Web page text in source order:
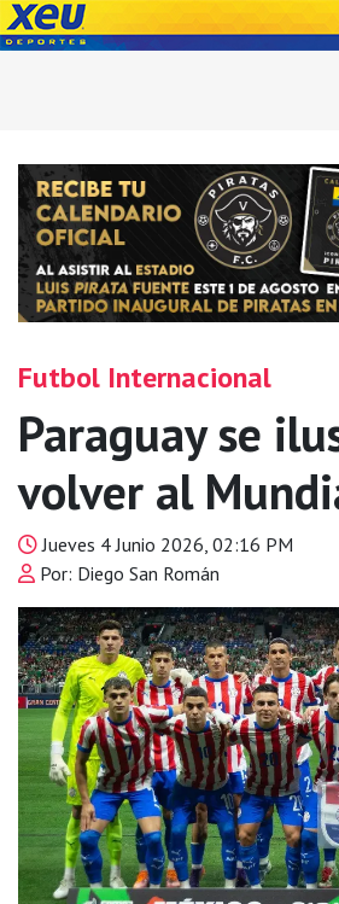
Futbol Internacional
Paraguay se
volver al
Jueves 4 Junio 2026, 02:16 PM
Por: Diego San Román